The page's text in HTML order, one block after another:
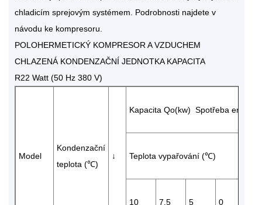
chladicím sprejovým systémem. Podrobnosti najdete v
návodu ke kompresoru.
POLOHERMETICKÝ KOMPRESOR A VZDUCHEM
CHLAZENÁ KONDENZAČNÍ JEDNOTKA KAPACITA
R22 Watt (50 Hz 380 V)
Model
Kondenzační
teplota (℃)
↓
Kapacita Qo(kw) Spotřeba energie
Teplota vypařování (℃)
10 7.5 5 0